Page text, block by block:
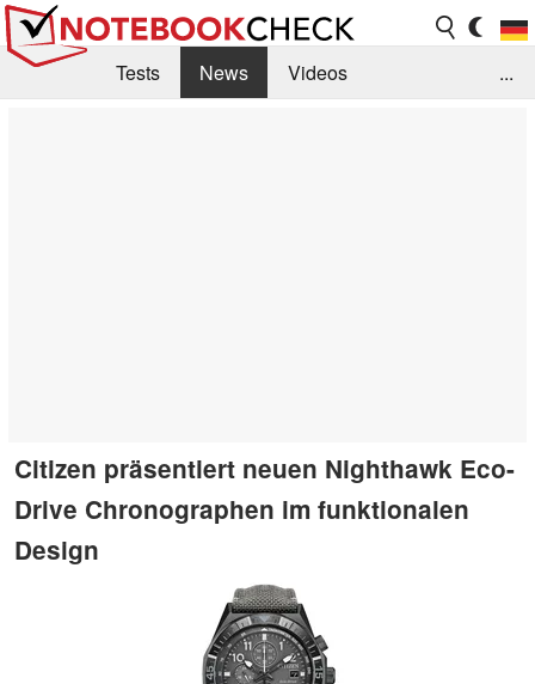
Tests News
Videos
...
Citizen präsentiert neuen Nighthawk Eco-
Drive Chronographen im funktionalen
Design